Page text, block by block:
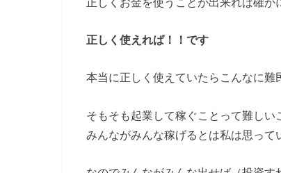
正しく使えれば！！です
本当に正しく使えていたらこんなに難
そもそも起業して稼ぐことって難しい
みんながみんな稼げるとは私は思って